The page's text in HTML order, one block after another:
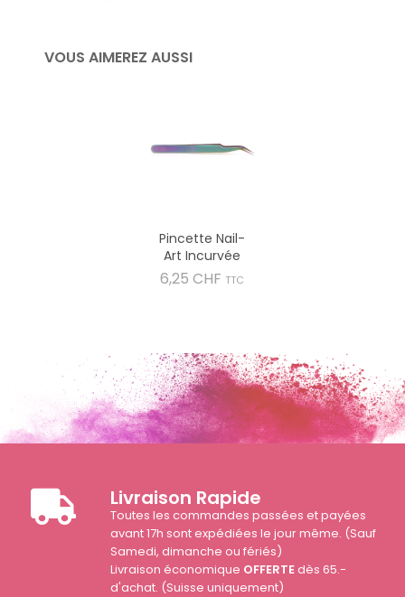
VOUS AIMEREZ AUSSI
Pincette Nail-
Art Incurvée
6,25 CHF Prix
TTC
Livraison Rapide
Toutes les commandes passées et payées
avant 17h sont expédiées le jour même. (Sauf
Samedi, dimanche ou fériés)
Livraison économique OFFERTEdès 65.-
d'achat. (Suisse uniquement)